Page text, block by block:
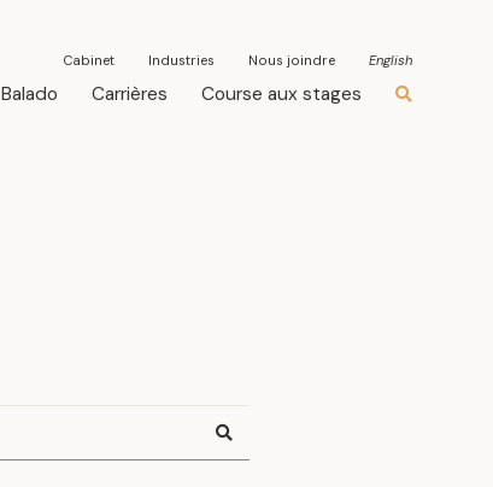
Cabinet Industries Nous joindre English
Balado Carrières Course aux stages